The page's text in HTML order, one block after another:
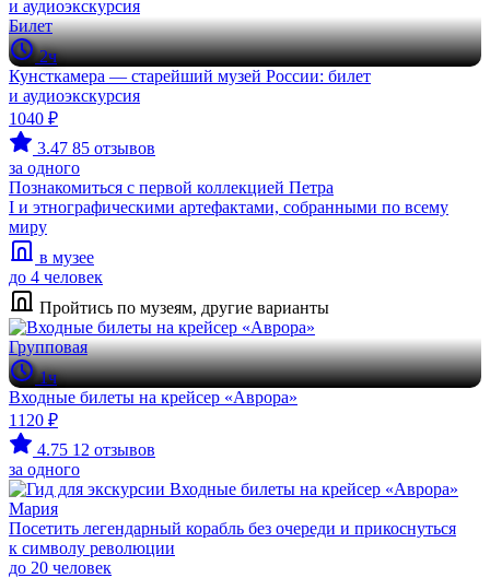
Билет
2ч
Кунсткамера — старейший музей России: билет
и аудиоэкскурсия
1040 ₽
3.47 85 отзывов
за одного
Познакомиться с первой коллекцией Петра
I и этнографическими артефактами, собранными по всему
миру
в музее
до 4 человек
Пройтись по музеям, другие варианты
Групповая
1ч
Входные билеты на крейсер «Аврора»
1120 ₽
4.75 12 отзывов
за одного
Мария
Посетить легендарный корабль без очереди и прикоснуться
к символу революции
до 20 человек